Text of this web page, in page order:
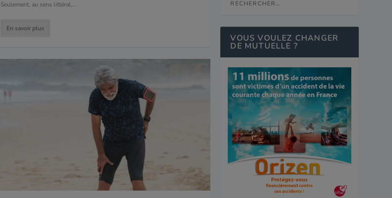
Seulement, au sens littéral,...
En savoir plus
VOUS VOULEZ CHANGER
DE MUTUELLE ?